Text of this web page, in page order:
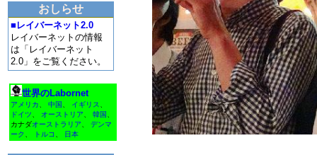
おしらせ
■レイバーネット2.0
レイバーネットの情報
は「レイバーネット
2.0」をご覧ください。
世界のLabornet
アメリカ 中国 イギリス
ドイツ
オーストリア 韓国
カナダオーストラリア
デンマ
ーク
トルコ 日本